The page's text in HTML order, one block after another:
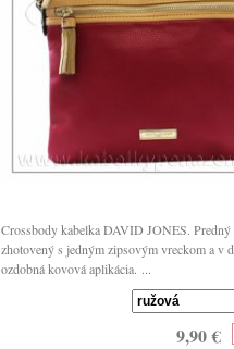
Crossbody kabelka DAVID JONES. Predný
zhotovený s jedným zipsovým vreckom a v
ozdobná kovová aplikácia. ...
9,90 €